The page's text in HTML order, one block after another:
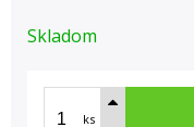
Skladom
ks